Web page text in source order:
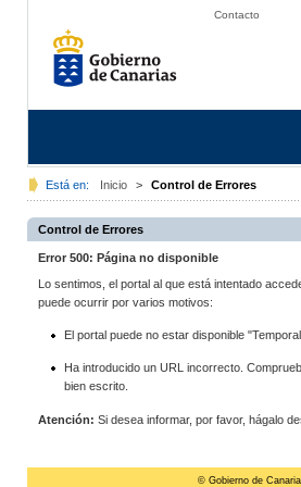
Contacto
Está en: Inicio > Control de Errores
Control de Errores
Error 500: Página no disponible
Lo sentimos, el portal al que está intentado
puede ocurrir por varios motivos:
El portal puede no estar disponible
Ha introducido un URL incorrecto.
bien escrito.
Atención: Si desea informar, por favor, hágalo
© Gobierno de